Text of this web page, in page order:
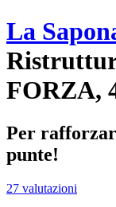
La
FORZA,
Per
punte!
27 valutazioni